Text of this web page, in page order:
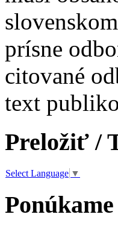
prísne
citované
text
Preložiť /
Select Language ▼
Ponúkame